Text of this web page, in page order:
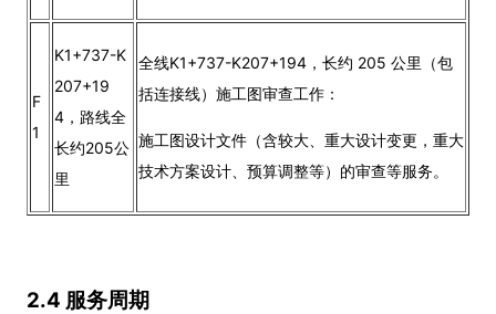
F
1
K1+737-K
207+19
4，路线全
长约205公
里
全线K1+737-K207+194，长约 205 公里（包
括连接线）施工图审查工作：
施工图设计文件（含较大、重大设计变更，重大
技术方案设计、预算调整等）的审查等服务。
2.4 服务周期